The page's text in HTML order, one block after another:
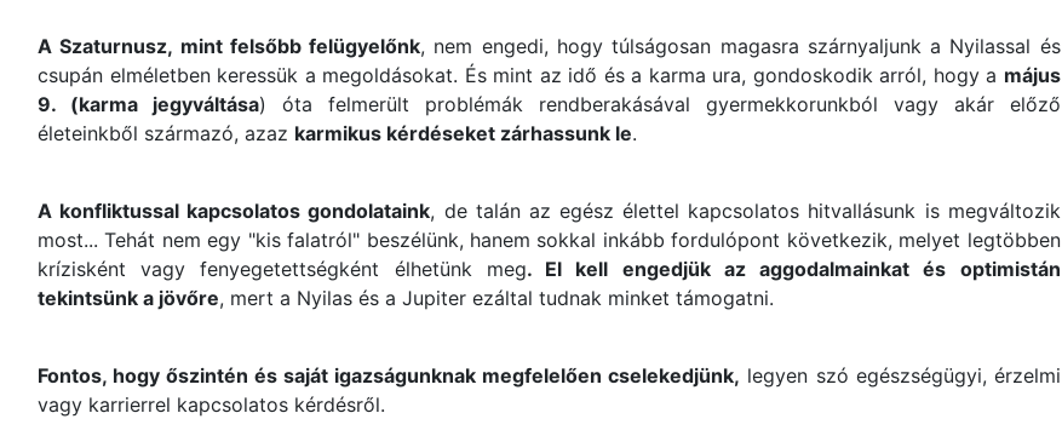
A Szaturnusz, mint felsőbb felügyelőnk, nem engedi, hogy túlságosan magasra szárnyaljunk a Nyilassal és
csupán elméletben keressük a megoldásokat. És mint az idő és a karma ura, gondoskodik arról, hogy a május
9. (karma jegyváltása) óta felmerült problémák rendberakásával gyermekkorunkból vagy akár előző
életeinkből származó, azaz karmikus kérdéseket zárhassunk le.
A konfliktussal kapcsolatos gondolataink, de talán az egész élettel kapcsolatos hitvallásunk is megváltozik
most... Tehát nem egy "kis falatról" beszélünk, hanem sokkal inkább fordulópont következik, melyet legtöbben
krízisként vagy fenyegetettségként élhetünk meg. El kell engedjük az aggodalmainkat és optimistán
tekintsünk a jövőre, mert a Nyilas és a Jupiter ezáltal tudnak minket támogatni.
Fontos, hogy őszintén és saját igazságunknak megfelelően cselekedjünk, legyen szó egészségügyi, érzelmi
vagy karrierrel kapcsolatos kérdésről.